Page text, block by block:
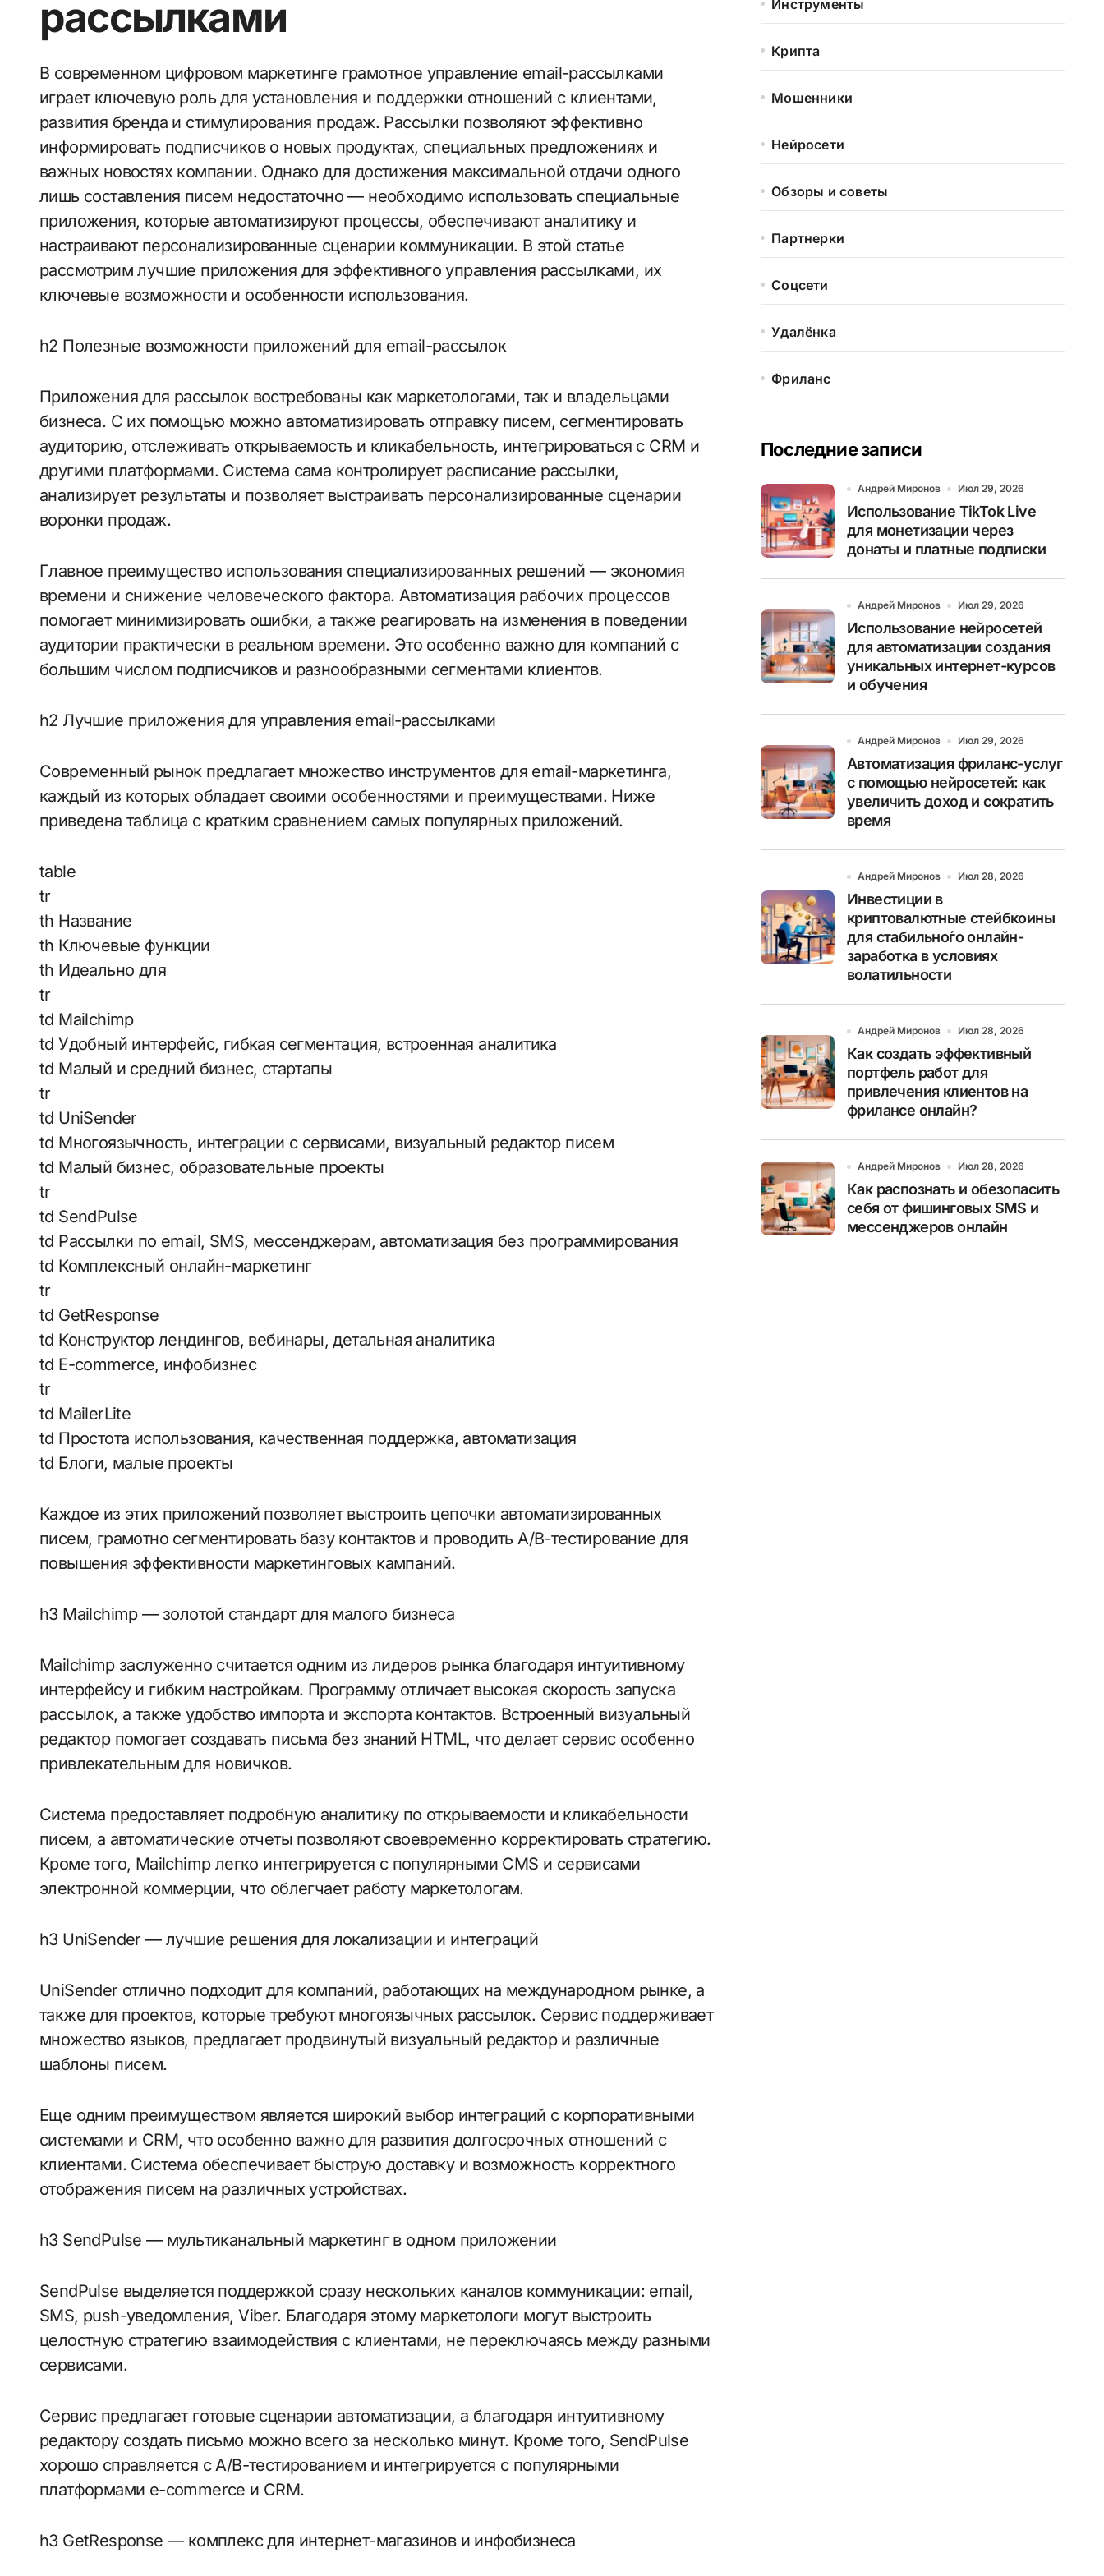
рассылками
В современном цифровом маркетинге грамотное управление email-рассылками
играет ключевую роль для установления и поддержки отношений с клиентами,
развития бренда и стимулирования продаж. Рассылки позволяют эффективно
информировать подписчиков о новых продуктах, специальных предложениях и
важных новостях компании. Однако для достижения максимальной отдачи одного
лишь составления писем недостаточно — необходимо использовать специальные
приложения, которые автоматизируют процессы, обеспечивают аналитику и
настраивают персонализированные сценарии коммуникации. В этой статье
рассмотрим лучшие приложения для эффективного управления рассылками, их
ключевые возможности и особенности использования.
h2 Полезные возможности приложений для email-рассылок
Приложения для рассылок востребованы как маркетологами, так и владельцами
бизнеса. С их помощью можно автоматизировать отправку писем, сегментировать
аудиторию, отслеживать открываемость и кликабельность, интегрироваться с CRM и
другими платформами. Система сама контролирует расписание рассылки,
анализирует результаты и позволяет выстраивать персонализированные сценарии
воронки продаж.
Главное преимущество использования специализированных решений — экономия
времени и снижение человеческого фактора. Автоматизация рабочих процессов
помогает минимизировать ошибки, а также реагировать на изменения в поведении
аудитории практически в реальном времени. Это особенно важно для компаний с
большим числом подписчиков и разнообразными сегментами клиентов.
h2 Лучшие приложения для управления email-рассылками
Современный рынок предлагает множество инструментов для email-маркетинга,
каждый из которых обладает своими особенностями и преимуществами. Ниже
приведена таблица с кратким сравнением самых популярных приложений.
table
tr
th Название
th Ключевые функции
th Идеально для
tr
td Mailchimp
td Удобный интерфейс, гибкая сегментация, встроенная аналитика
td Малый и средний бизнес, стартапы
tr
td UniSender
td Многоязычность, интеграции с сервисами, визуальный редактор писем
td Малый бизнес, образовательные проекты
tr
td SendPulse
td Рассылки по email, SMS, мессенджерам, автоматизация без программирования
td Комплексный онлайн-маркетинг
tr
td GetResponse
td Конструктор лендингов, вебинары, детальная аналитика
td E-commerce, инфобизнес
tr
td MailerLite
td Простота использования, качественная поддержка, автоматизация
td Блоги, малые проекты
Каждое из этих приложений позволяет выстроить цепочки автоматизированных
писем, грамотно сегментировать базу контактов и проводить A/B-тестирование для
повышения эффективности маркетинговых кампаний.
h3 Mailchimp — золотой стандарт для малого бизнеса
Mailchimp заслуженно считается одним из лидеров рынка благодаря интуитивному
интерфейсу и гибким настройкам. Программу отличает высокая скорость запуска
рассылок, а также удобство импорта и экспорта контактов. Встроенный визуальный
редактор помогает создавать письма без знаний HTML, что делает сервис особенно
привлекательным для новичков.
Система предоставляет подробную аналитику по открываемости и кликабельности
писем, а автоматические отчеты позволяют своевременно корректировать стратегию.
Кроме того, Mailchimp легко интегрируется с популярными CMS и сервисами
электронной коммерции, что облегчает работу маркетологам.
h3 UniSender — лучшие решения для локализации и интеграций
UniSender отлично подходит для компаний, работающих на международном рынке, а
также для проектов, которые требуют многоязычных рассылок. Сервис поддерживает
множество языков, предлагает продвинутый визуальный редактор и различные
шаблоны писем.
Еще одним преимуществом является широкий выбор интеграций с корпоративными
системами и CRM, что особенно важно для развития долгосрочных отношений с
клиентами. Система обеспечивает быструю доставку и возможность корректного
отображения писем на различных устройствах.
h3 SendPulse — мультиканальный маркетинг в одном приложении
SendPulse выделяется поддержкой сразу нескольких каналов коммуникации: email,
SMS, push-уведомления, Viber. Благодаря этому маркетологи могут выстроить
целостную стратегию взаимодействия с клиентами, не переключаясь между разными
сервисами.
Сервис предлагает готовые сценарии автоматизации, а благодаря интуитивному
редактору создать письмо можно всего за несколько минут. Кроме того, SendPulse
хорошо справляется с A/B-тестированием и интегрируется с популярными
платформами e-commerce и CRM.
h3 GetResponse — комплекс для интернет-магазинов и инфобизнеса
Инструменты
Крипта
Мошенники
Нейросети
Обзоры и советы
Партнерки
Соцсети
Удалёнка
Фриланс
Последние записи
Андрей Миронов Июл 29, 2026
Использование TikTok Live
для монетизации через
донаты и платные подписки
Андрей Миронов Июл 29, 2026
Использование нейросетей
для автоматизации создания
уникальных интернет-курсов
и обучения
Андрей Миронов Июл 29, 2026
Автоматизация фриланс-услуг
с помощью нейросетей: как
увеличить доход и сократить
время
Андрей Миронов Июл 28, 2026
Инвестиции в
криптовалютные стейбкоины
для стабильно́го онлайн-
заработка в условиях
волатильности
Андрей Миронов Июл 28, 2026
Как создать эффективный
портфель работ для
привлечения клиентов на
фрилансе онлайн?
Андрей Миронов Июл 28, 2026
Как распознать и обезопасить
себя от фишинговых SMS и
мессенджеров онлайн